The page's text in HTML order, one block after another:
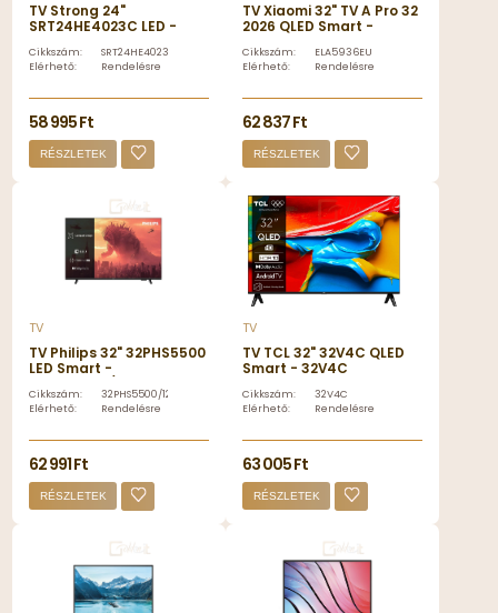
TV Strong 24"
SRT24HE4023C LED -
Cikkszám:
SRT24HE4023C
Elérhető:
Rendelésre
58 995 Ft
RÉSZLETEK
TV Xiaomi 32" TV A Pro 32
2026 QLED Smart -
Cikkszám:
ELA5936EU
Elérhető:
Rendelésre
62 837 Ft
RÉSZLETEK
TV
TV Philips 32" 32PHS5500
LED Smart -
Cikkszám:
32PHS5500/12
Elérhető:
Rendelésre
62 991 Ft
RÉSZLETEK
TV
TV TCL 32" 32V4C QLED
Smart - 32V4C
Cikkszám:
32V4C
Elérhető:
Rendelésre
63 005 Ft
RÉSZLETEK